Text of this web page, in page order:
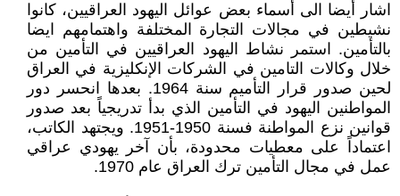
اشار أيضا الى أسماء بعض عوائل اليهود العراقيين، كانوا
نشيطين في مجالات التجارة المختلفة واهتمامهم ايضا
بالتأمين. استمر نشاط اليهود العراقيين في التأمين من
خلال وكالات التامين في الشركات الإنكليزية في العراق
لحين صدور قرار التأميم سنة 1964. بعدها انحسر دور
المواطنين اليهود في التأمين الذي بدأ تدريجياً بعد صدور
قوانين نزع المواطنة فسنة 1950-1951. ويجتهد الكاتب،
اعتماداً على معطيات محدودة، بأن آخر يهودي عراقي
عمل في مجال التأمين ترك العراق عام 1970.